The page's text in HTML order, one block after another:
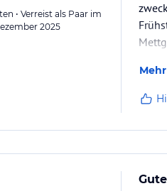
• Verreist als Paar im
2025